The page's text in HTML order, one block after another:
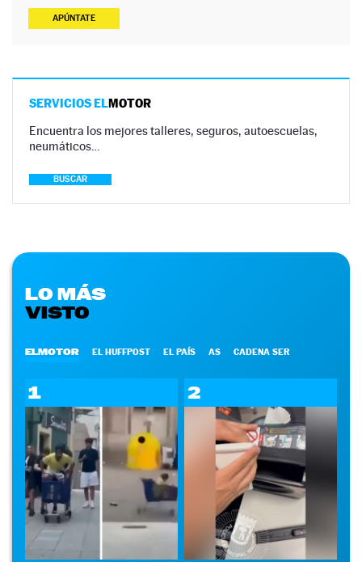
APÚNTATE
SERVICIOS ELMOTOR
Encuentra los mejores talleres, seguros, autoescuelas,
neumáticos…
BUSCAR
LO MÁS
VISTO
ELMOTOR EL HUFFPOST EL PAÍS AS CADENA SER
1 2